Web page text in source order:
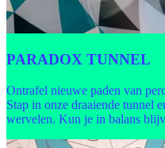
PARADOX TUNNEL
Ontrafel nieuwe paden van
Stap in onze draaiende tunnel
wervelen. Kun je in balans